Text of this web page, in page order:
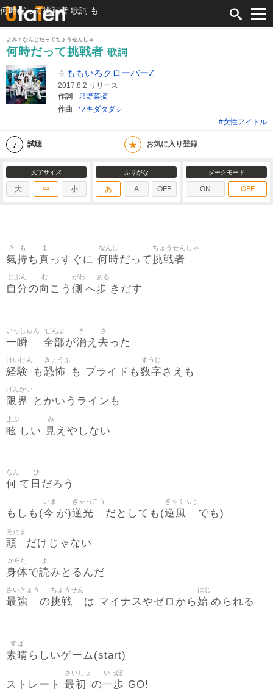
よみ：なんじだってちょうせんしゃ
何時だって挑戦者 歌詞
ももいろクローバーZ
2017.8.2 リリース
作詞
只野菜摘
作曲
ツキダタダシ
#女性アイドル
試聴 ★ お気に入り登録
文字サイズ
大 中 小
ふりがな
あ A OFF
ダークモード
ON OFF
氣
き
持
も
ち真
ま
っすぐに 何時
なんじ
だって挑戦者
ちょうせんしゃ
自分
じぶん
の向
む
こう 側
がわ
へ歩
ある
きだす
一瞬
いっしゅん
全部
ぜんぶ
が消
き
え 去
さ
った
経験
けいけん
も恐怖
きょうふ
も プライドも数字
すうじ
さえも
限界
げんかい
とかいうラインも
眩
まぶ
しい 見
み
えやしない
何
なん
て 日
ひ
だろう
もしも(今
いま
が)逆光
ぎゃっこう
だとしても(逆風
ぎゃくふう
でも)
頭
あたま
だけじゃない
身体
からだ
で読
よ
みとるんだ
最強
さいきょう
の挑戦
ちょうせん
は マイナスやゼロから始
はじ
められる
素晴
すば
らしいゲーム(start)
ストレート 最初
さいしょ
の一歩
いっぽ
GO!